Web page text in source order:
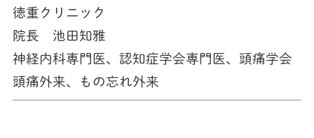
徳重クリニック
院長 池田知雅
神経内科専門医、認知症学会専門医、頭痛学会
頭痛外来、もの忘れ外来